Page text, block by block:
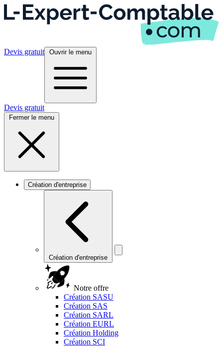
Devis gratuit Ouvrir le menu
Devis gratuit
Fermer le menu
Création d'entreprise
Création d'entreprise
Notre offre
Création SASU
Création SAS
Création SARL
Création EURL
Création Holding
Création SCI